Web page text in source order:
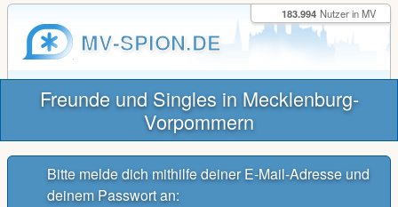
MV-SPION.DE
183.994 Nutzer in MV
Freunde und Singles in Mecklenburg-
Vorpommern
Bitte melde dich mithilfe deiner E-Mail-Adresse und
deinem Passwort an: